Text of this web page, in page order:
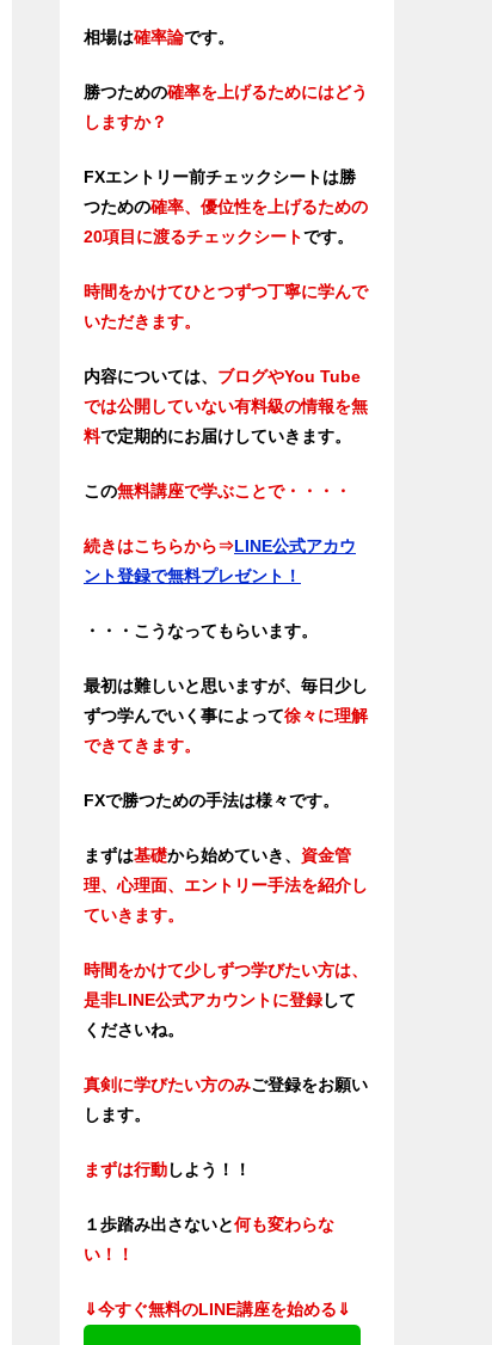
相場は確率論です。
勝つための確率を上げるためにはどう
しますか？
FXエントリー前チェックシートは勝
つための確率、優位性を上げるための
20項目に渡るチェックシートです。
時間をかけてひとつずつ丁寧に学んで
いただきます。
内容については、 ブログやYou Tube
では公開していない有料級の情報を無
料で定期的にお届けしていきます。
この無料講座で学ぶことで・・・・
続きはこちらから⇒LINE公式アカウ
ント登録で無料プレゼント！
・・・こうなってもらいます。
最初は難しいと思いますが、毎日少し
ずつ学んでいく事によって徐々に理解
できてきます。
FXで勝つための手法は様々です。
まずは基礎から始めていき、 資金管
理、心理面、エントリー手法を紹介し
ていきます。
時間をかけて少しずつ学びたい方は、
是非LINE公式アカウントに登録して
くださいね。
真剣に学びたい方のみご登録をお願い
します。
まずは行動しよう！！
１歩踏み出さないと何も変わらな
い！！
⇓今すぐ無料のLINE講座を始める⇓